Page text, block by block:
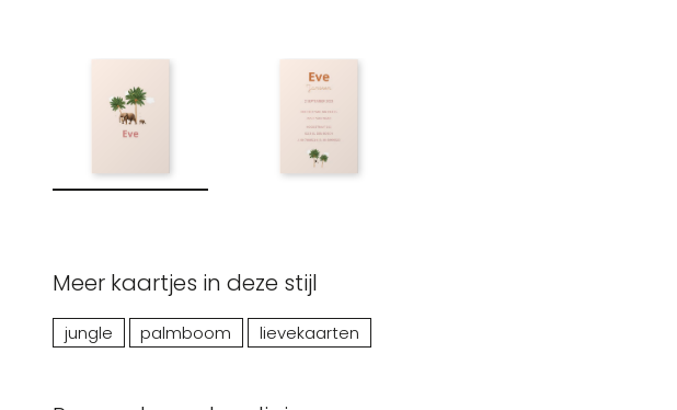
Meer kaartjes in deze stijl
jungle palmboom lievekaarten